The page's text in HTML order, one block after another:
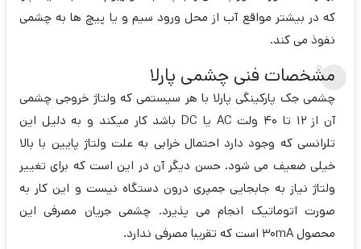
که در بیشتر مواقع آب از محل ورود سیم و یا پیچ ها به چشمی
نفوذ می کند.
مشخصات فنی چشمی پارلا
چشمی جک پارکینگی پارلا با هر سیستمی که ولتاژ خروجی چشمی
آن از 12 تا 40 ولت AC یا DC باشد کار میکند و به دلیل این
تلرانسی که وجود دارد احتمال خرابی به علت ولتاژ پایین با بالا
خیلی ضعیف می شود. حسن دیگر آن در این است که برای تغییر
ولتاژ نیاز به جابجایی جمپری درون دستگاه نیست و این کار به
صورت اتوماتیک انجام می پذیرد. چشمی جریان مصرفی این
محصول 30mA است که تقریبا مصرفی ندارد.